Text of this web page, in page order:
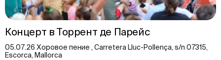
Концерт в Торрент де Парейс
05.07.26 Хоровое пение , Carretera Lluc-Pollença, s/n 07315,
Escorca, Mallorca